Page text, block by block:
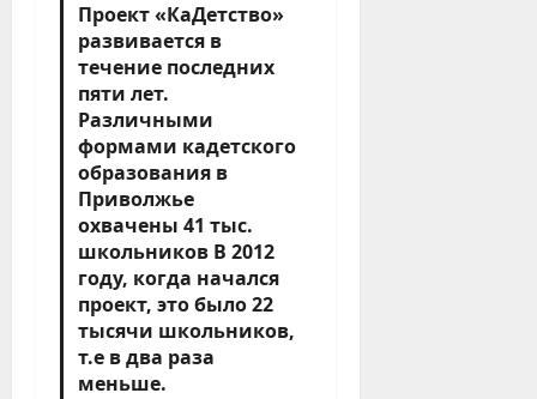
Проект «КаДетство»
развивается в
течение последних
пяти лет.
Различными
формами кадетского
образования в
Приволжье
охвачены 41 тыс.
школьников В 2012
году, когда начался
проект, это было 22
тысячи школьников,
т.е в два раза
меньше.